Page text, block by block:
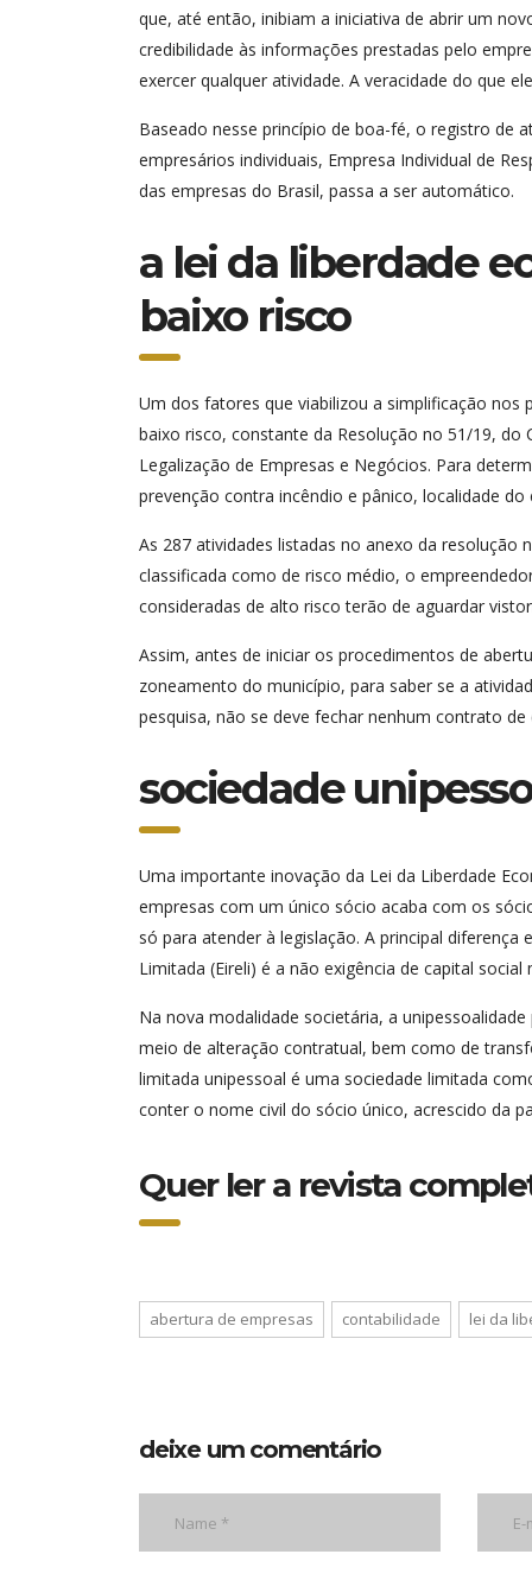
que, até então, inibiam a iniciativa de abrir um
credibilidade às informações prestadas pelo
exercer qualquer atividade. A veracidade do que
Baseado nesse princípio de boa-fé, o registro de
empresários individuais, Empresa Individual de
das empresas do Brasil, passa a ser automático.
a lei da liberdade
baixo risco
Um dos fatores que viabilizou a simplificação
baixo risco, constante da Resolução no 51/19, do
Legalização de Empresas e Negócios. Para
prevenção contra incêndio e pânico, localidade
As 287 atividades listadas no anexo da resolução
classificada como de risco médio, o
consideradas de alto risco terão de aguardar
Assim, antes de iniciar os procedimentos de
zoneamento do município, para saber se a
pesquisa, não se deve fechar nenhum contrato
sociedade
Uma importante inovação da Lei da Liberdade
empresas com um único sócio acaba com os
só para atender à legislação. A principal
Limitada (Eireli) é a não exigência de capital social
Na nova modalidade societária, a
meio de alteração contratual, bem como de
limitada unipessoal é uma sociedade limitada
conter o nome civil do sócio único, acrescido da
Quer ler a revista
abertura de empresas contabilidade lei da
deixe um comentário